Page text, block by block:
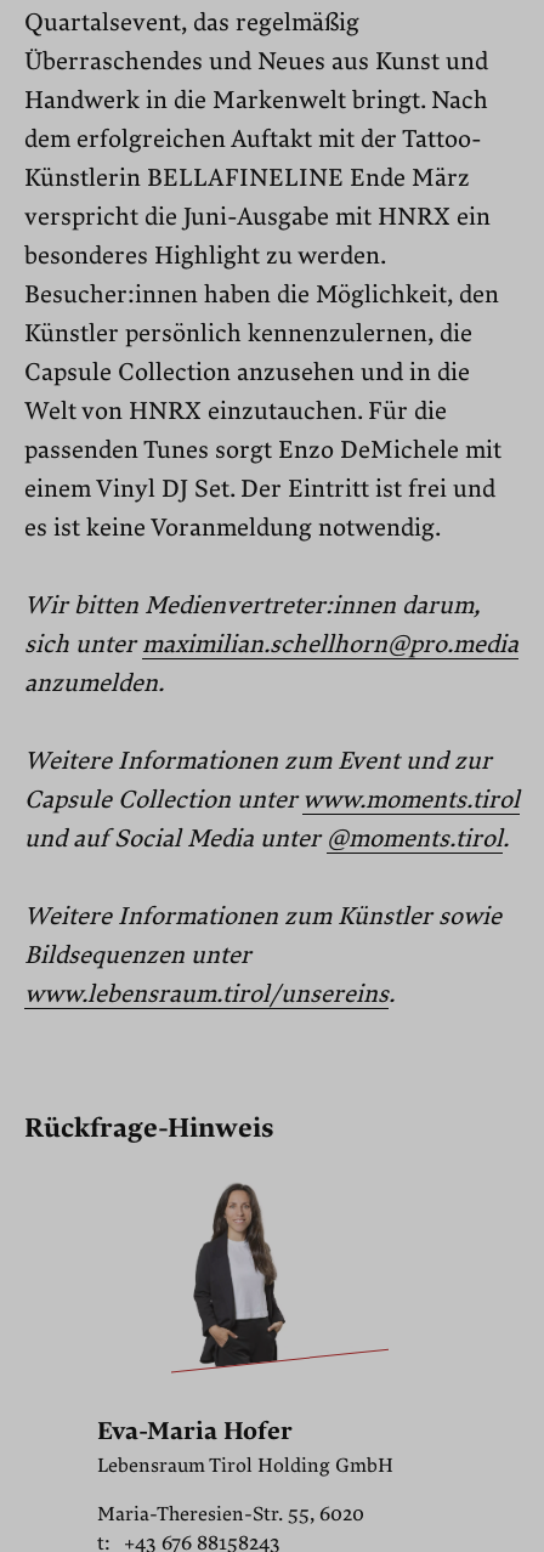
Quartalsevent, das regelmäßig
Überraschendes und Neues aus Kunst und
Handwerk in die Markenwelt bringt. Nach
dem erfolgreichen Auftakt mit der Tattoo-
Künstlerin BELLAFINELINE Ende März
verspricht die Juni-Ausgabe mit HNRX ein
besonderes Highlight zu werden.
Besucher:innen haben die Möglichkeit, den
Künstler persönlich kennenzulernen, die
Capsule Collection anzusehen und in die
Welt von HNRX einzutauchen. Für die
passenden Tunes sorgt Enzo DeMichele mit
einem Vinyl DJ Set. Der Eintritt ist frei und
es ist keine Voranmeldung notwendig.
Wir bitten Medienvertreter:innen darum,
sich untermaximilian.schellhorn@pro.media
anzumelden.
Weitere Informationen zum Event und zur
Capsule Collection unterwww.moments.tirol
und auf Social Media unter @moments.tirol.
Weitere Informationen zum Künstler sowie
Bildsequenzen unter
www.lebensraum.tirol/unsereins.
Rückfrage-Hinweis
Eva-Maria Hofer
Lebensraum Tirol Holding GmbH
Maria-Theresien-Str. 55, 6020
t:
+43 676 88158243